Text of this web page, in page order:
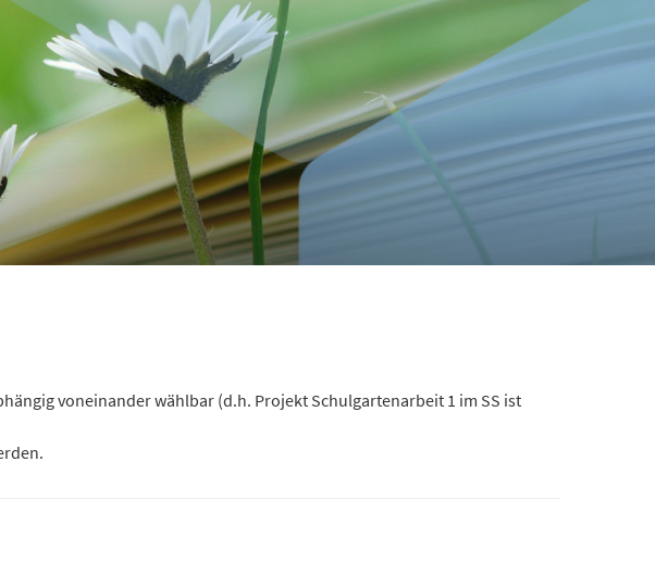
voneinander wählbar (d.h. Projekt Schulgartenarbeit 1 im SS ist